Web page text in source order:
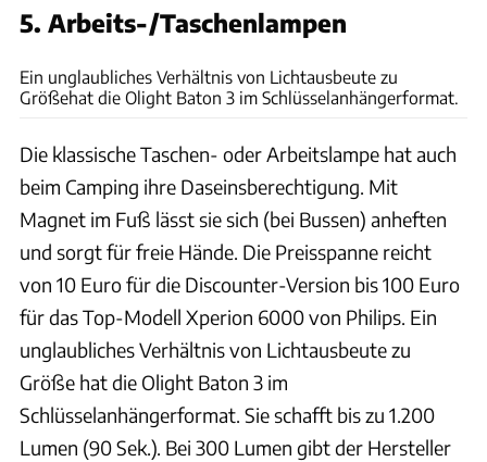
5. Arbeits-/Taschenlampen
Ein unglaubliches Verhältnis von Lichtausbeute zu
Größehat die Olight Baton 3 im Schlüsselanhängerformat.
Die klassische Taschen- oder Arbeitslampe hat auch
beim Camping ihre Daseinsberechtigung. Mit
Magnet im Fuß lässt sie sich (bei Bussen) anheften
und sorgt für freie Hände. Die Preisspanne reicht
von 10 Euro für die Discounter-Version bis 100 Euro
für das Top-Modell Xperion 6000 von Philips. Ein
unglaubliches Verhältnis von Lichtausbeute zu
Größe hat die Olight Baton 3 im
Schlüsselanhängerformat. Sie schafft bis zu 1.200
Lumen (90 Sek.). Bei 300 Lumen gibt der Hersteller